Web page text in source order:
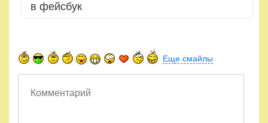
в фейсбук
Еще смайлы